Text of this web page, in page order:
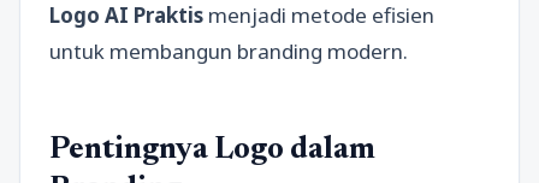
Logo AI Praktis menjadi metode efisien
untuk membangun branding modern.
Pentingnya Logo dalam